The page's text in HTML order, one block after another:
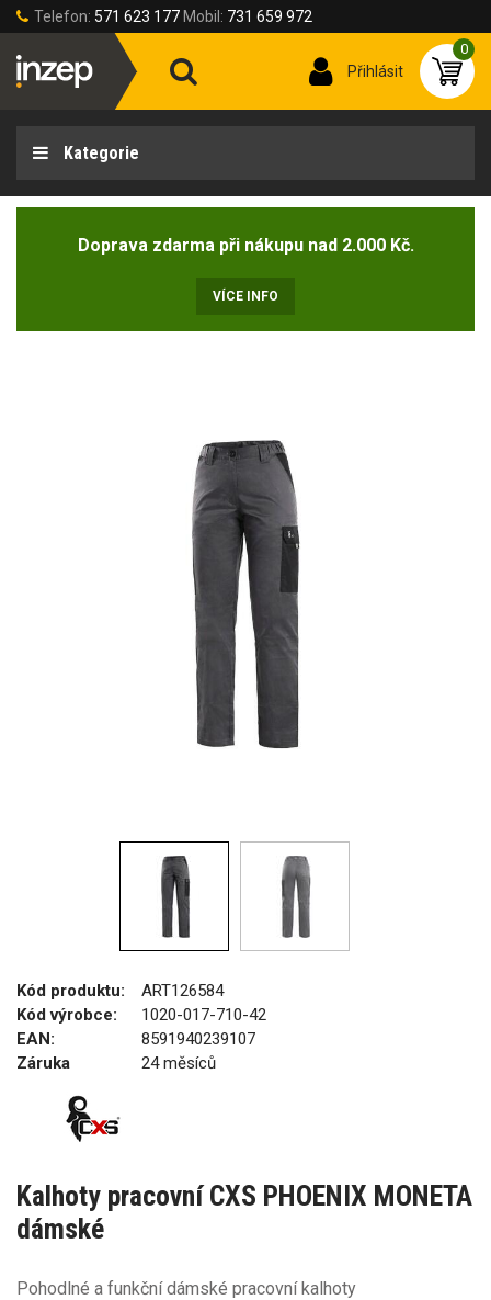
Telefon: 571 623 177 Mobil: 731 659 972
Přihlásit
0
Kategorie
Doprava zdarma při nákupu nad 2.000 Kč.
VÍCE INFO
Kód produktu:
ART126584
Kód výrobce:
1020-017-710-42
EAN:
8591940239107
Záruka
24 měsíců
Kalhoty pracovní CXS PHOENIX MONETA
dámské
Pohodlné a funkční dámské pracovní kalhoty